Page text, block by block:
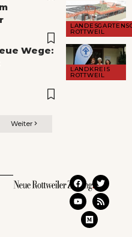
ROTTWEIL
LANDKREIS
ROTTWEIL
Wege:
Weiter